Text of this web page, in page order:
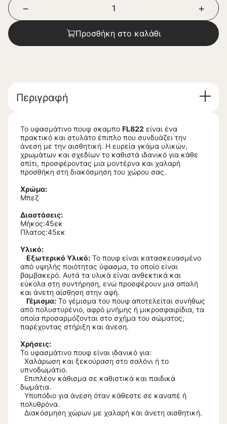
Προσθήκη στο καλάθι
Περιγραφή
Το υφασμάτινο πουφ σκαμπο FL822 είναι ένα
πρακτικό και στυλάτο έπιπλο που συνδυάζει την
άνεση με την αισθητική. Η ευρεία γκάμα υλικών,
χρωμάτων και σχεδίων το καθιστά ιδανικό για κάθε
σπίτι, προσφέροντας μια μοντέρνα και χαλαρή
προσθήκη στη διακόσμηση του χώρου σας.
Χρώμα:
Μπεζ
Διαστάσεις:
Μήκος:45εκ
Πλατος:45εκ
Υλικό:
Εξωτερικό Υλικό: Το πουφ είναι κατασκευασμένο
από υψηλής ποιότητας ύφασμα, το οποίο είναι
βαμβακερό. Αυτά τα υλικά είναι ανθεκτικά και
εύκολα στη συντήρηση, ενώ προσφέρουν μια απαλή
και άνετη αίσθηση στην αφή.
Γέμισμα: Το γέμισμα του πουφ αποτελείται συνήθως
από πολυστυρένιο, αφρό μνήμης ή μικροσφαιρίδια, τα
οποία προσαρμόζονται στο σχήμα του σώματος,
παρέχοντας στήριξη και άνεση.
Χρήσεις:
Το υφασμάτινο πουφ είναι ιδανικό για:
Χαλάρωση και ξεκούραση στο σαλόνι ή το
υπνοδωμάτιο.
Επιπλέον κάθισμα σε καθιστικά και παιδικά
δωμάτια.
Υποπόδιο για άνεση όταν κάθεστε σε καναπέ ή
πολυθρόνα.
Διακόσμηση χώρων με χαλαρή και άνετη αισθητική.